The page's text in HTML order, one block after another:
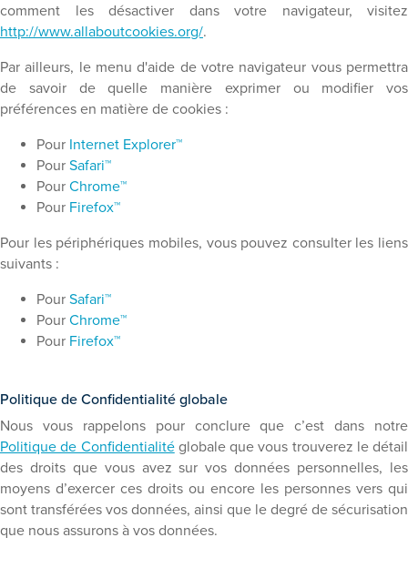
comment les désactiver dans votre navigateur, visitez
http://www.allaboutcookies.org/.
Par ailleurs, le menu d'aide de votre navigateur vous permettra
de savoir de quelle manière exprimer ou modifier vos
préférences en matière de cookies :
Pour Internet Explorer™
Pour Safari™
Pour Chrome™
Pour Firefox™
Pour les périphériques mobiles, vous pouvez consulter les liens
suivants :
Pour Safari™
Pour Chrome™
Pour Firefox™
Politique de Confidentialité globale
Nous vous rappelons pour conclure que c’est dans notre
Politique de Confidentialitéglobale que vous trouverez le détail
des droits que vous avez sur vos données personnelles, les
moyens d’exercer ces droits ou encore les personnes vers qui
sont transférées vos données, ainsi que le degré de sécurisation
que nous assurons à vos données.